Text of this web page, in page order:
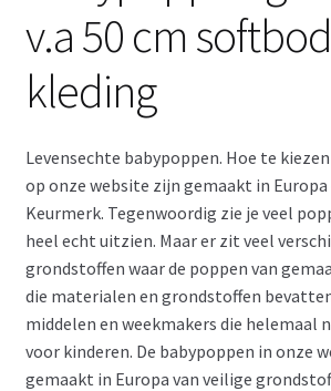
Over ons
v.a 50 cm
kleding
Levensechte babypoppen. Hoe te
op onze website zijn gemaakt in Europa
Keurmerk. Tegenwoordig zie je veel
heel echt uitzien. Maar er zit veel
grondstoffen waar de poppen van
die materialen en grondstoffen
middelen en weekmakers die helemaal
voor kinderen. De babypoppen in onze
gemaakt in Europa van veilige